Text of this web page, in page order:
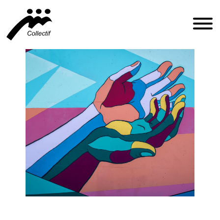
FRANÇAIS
ENGLISH
ESPAÑOL
INFO@CFIQ.CA
(514) 279-4246